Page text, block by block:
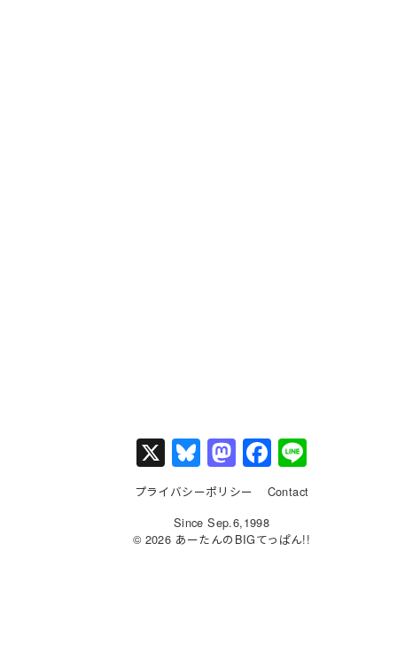
X Bl
u
e
s
M
a
st
o
F
a
c
e
プライバシーポリシー
Contact
Since Sep.6,1998
© 2026 あーたんのBIGてっぱん!!